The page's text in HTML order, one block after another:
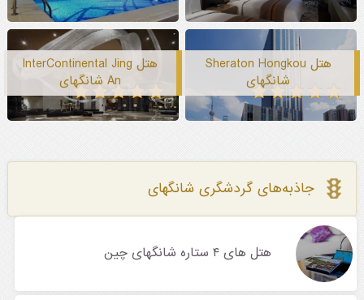
هتل Sheraton Hongkou
شانگهای
هتل InterContinental Jing
An شانگهای
جاذبه‌های گردشگری شانگهای
هتل های ۴ ستاره شانگهای چین